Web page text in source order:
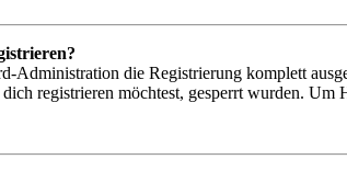
Administration die Registrierung komplett
registrieren möchtest, gesperrt wurden.